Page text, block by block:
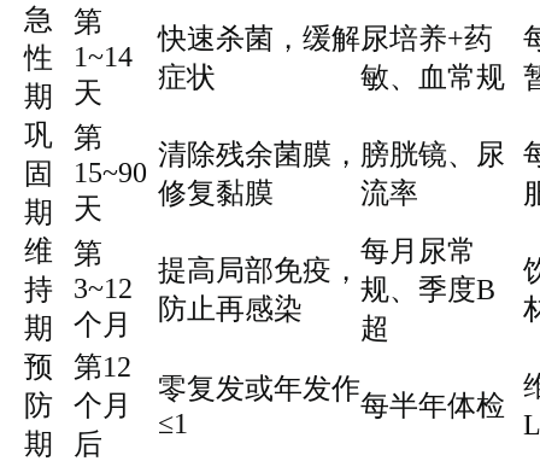
急
性
期
第
1~14
天
快速杀菌，缓解
症状
尿培养+药
敏、血常规
巩
固
期
第
15~90
天
清除残余菌膜，
修复黏膜
膀胱镜、尿
流率
维
持
期
第
3~12
个月
提高局部免疫，
防止再感染
每月尿常
规、季度B
超
预
防
期
第12
个月
后
零复发或年发作
≤1
每半年体检